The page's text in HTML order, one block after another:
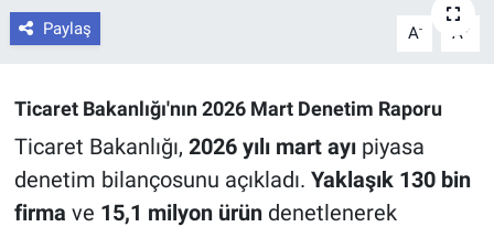
Paylaş A- A +
Ticaret Bakanlığı'nın 2026 Mart Denetim Raporu
Ticaret Bakanlığı, 2026 yılı mart ayıpiyasa
denetim bilançosunu açıkladı. Yaklaşık 130 bin
firma ve 15,1 milyon üründenetlenerek